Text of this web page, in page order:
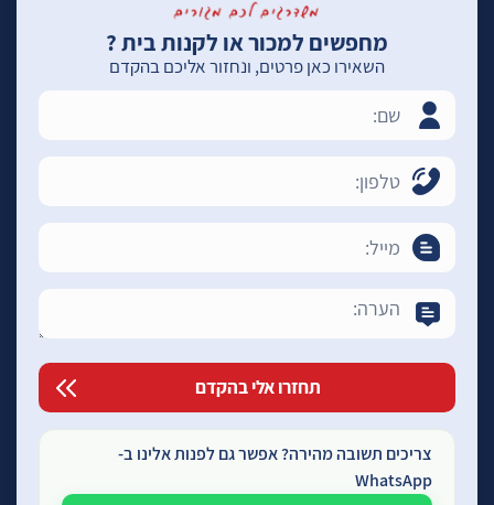
מחפשים למכור או לקנות בית ?
השאירו כאן פרטים, ונחזור אליכם בהקדם
צריכים תשובה מהירה? אפשר גם לפנות אלינו ב-
WhatsApp